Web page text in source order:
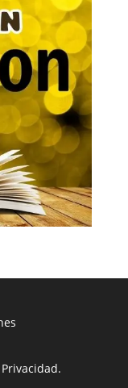
.